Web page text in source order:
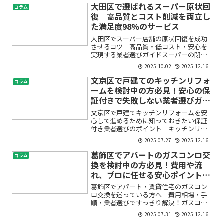
コラム
大田区で選ばれるスーパー原状回
復｜高品質とコスト削減を両立し
た満足度98%のサービス
大田区でスーパー店舗の原状回復を成功
させるコツ｜高品質・低コスト・安心を
実現する業者選びガイドスーパーの閉店
や移転、テナント退去を控え、「原状回
復って何をすればいいの？」「費用はど
れくらいかかる？」「信頼できる業者が
見つからない…」と、不安...
2025.10.02 2025.12.16
コラム
文京区で戸建てのキッチンリフォ
ームを検討中の方必見！安心の保
証付きで失敗しない業者選びガイ
ド
文京区で戸建てキッチンリフォームを安
心して進めるために知っておきたい保証
付き業者選びのポイント「キッチンリフ
ォームをしたいけれど、どこに頼めば本
当に安心なの？」「戸建てのリフォーム
って失敗しないために何が必要？」そん
な悩みをお持ちの文京区の...
2025.07.27 2025.12.16
コラム
葛飾区でアパートのガスコンロ交
換を検討中の方必見！費用や流
れ、プロに任せる安心ポイントを
徹底解説
葛飾区でアパート・賃貸住宅のガスコン
ロ交換を迷っている方へ｜費用相場・手
順・業者選びですっきり解決！ガスコン
ロの調子が悪かったり、古くなってきて
「そろそろ交換したい」とお考えではあ
2025.07.31 2025.12.16